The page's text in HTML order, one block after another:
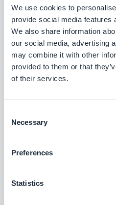
We use cookies to
provide social media features
We also share information
our social media, advertising
may combine it with other
provided to them or that
of their services.
Selection
Necessary
Preferences
Statistics
Para escolher entre
ou nas Lojas, você
outros parâmetros em
seguir a rota da Store
geolocalização, mas não
promover um negócio, por